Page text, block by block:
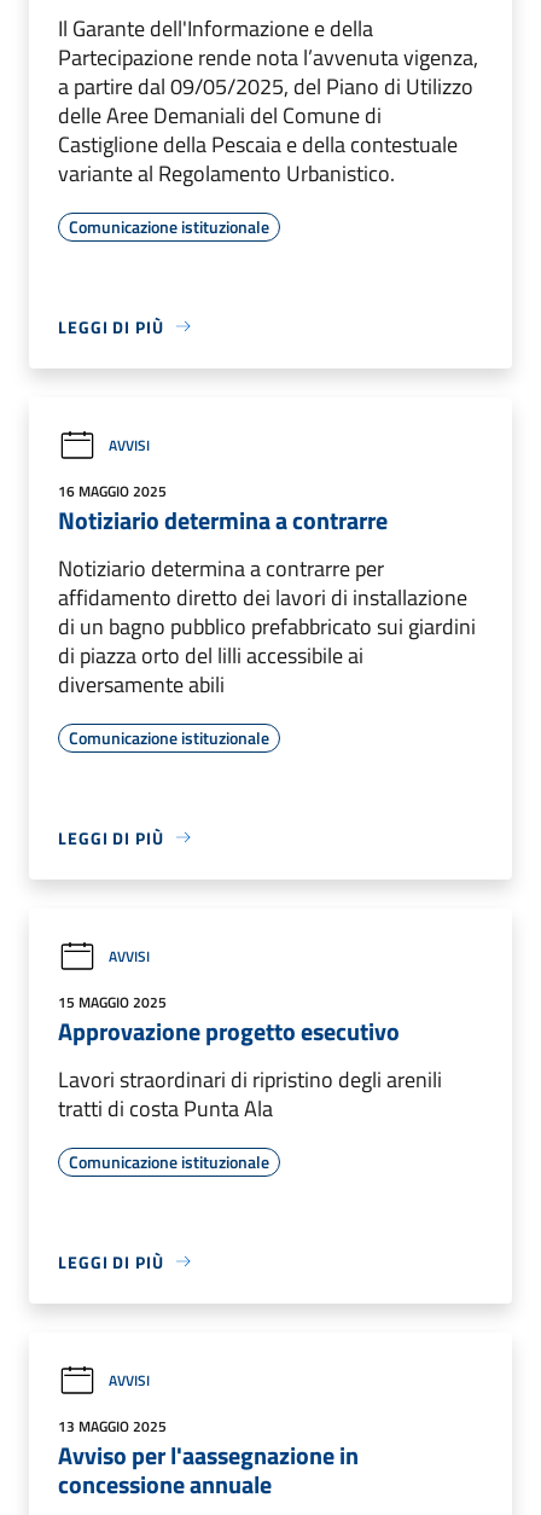
Il Garante dell'Informazione e della
Partecipazione rende nota l’avvenuta vigenza,
a partire dal 09/05/2025, del Piano di Utilizzo
delle Aree Demaniali del Comune di
Castiglione della Pescaia e della contestuale
variante al Regolamento Urbanistico.
Comunicazione istituzionale
LEGGI DI PIÙ
AVVISI
16 MAGGIO 2025
Notiziario determina a contrarre
Notiziario determina a contrarre per
affidamento diretto dei lavori di installazione
di un bagno pubblico prefabbricato sui giardini
di piazza orto del lilli accessibile ai
diversamente abili
Comunicazione istituzionale
LEGGI DI PIÙ
AVVISI
15 MAGGIO 2025
Approvazione progetto esecutivo
Lavori straordinari di ripristino degli arenili
tratti di costa Punta Ala
Comunicazione istituzionale
LEGGI DI PIÙ
AVVISI
13 MAGGIO 2025
Avviso per l'aassegnazione in
concessione annuale